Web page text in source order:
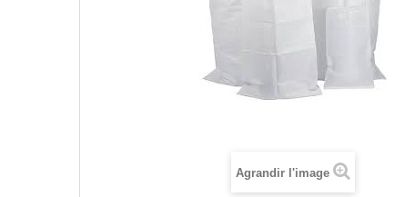
Agrandir l'image